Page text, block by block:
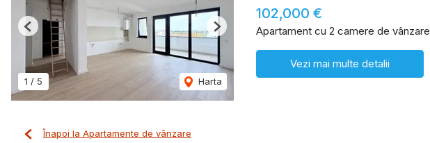
1 / 5 Harta
Previous Next
102,000 €
Apartament cu 2 camere de vânzare
Vezi mai multe detalii
Înapoi la Apartamente de vânzare